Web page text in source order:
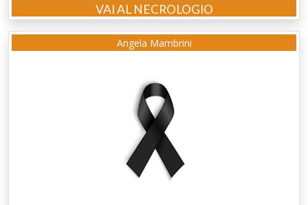
VAI AL NECROLOGIO
Angela Mambrini